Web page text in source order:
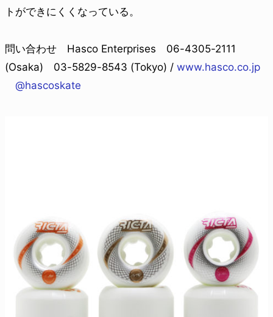
トができにくくなっている。
問い合わせ Hasco Enterprises 06-4305-2111
(Osaka) 03-5829-8543 (Tokyo) / www.hasco.co.jp
@hascoskate